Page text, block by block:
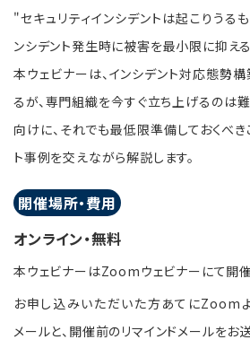
"セキュリティインシデントは起こりうる
ンシデント発生時に被害を最小限に抑え
本ウェビナーは、インシデント対応態勢
るが、専門組織を今すぐ立ち上げるのは
向けに、それでも最低限準備しておくべき
ト事例を交えながら解説します。
開催場所・費用
オンライン・無料
本ウェビナーはZoomウェビナーにて開催
お申し込みいただいた方あてにZoom
メールと、開催前のリマインドメールをお